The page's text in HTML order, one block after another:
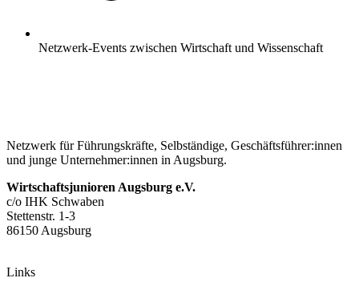
Netzwerk-Events zwischen Wirtschaft und Wissenschaft
Netzwerk für Führungskräfte, Selbständige, Geschäftsführer:innen
und junge Unternehmer:innen in Augsburg.
Wirtschaftsjunioren Augsburg e.V.
c/o IHK Schwaben
Stettenstr. 1-3
86150 Augsburg
Links